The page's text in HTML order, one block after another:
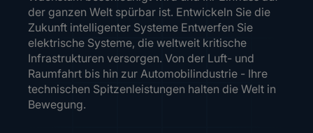
der ganzen Welt spürbar ist. Entwickeln Sie die
Zukunft intelligenter Systeme Entwerfen Sie
elektrische Systeme, die weltweit kritische
Infrastrukturen versorgen. Von der Luft- und
Raumfahrt bis hin zur Automobilindustrie - Ihre
technischen Spitzenleistungen halten die Welt in
Bewegung.